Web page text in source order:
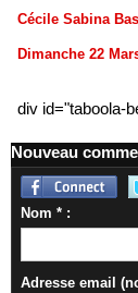
Cécile Sabina
Dimanche 22
div id="taboola-
Nouveau
Nom * :
Adresse email